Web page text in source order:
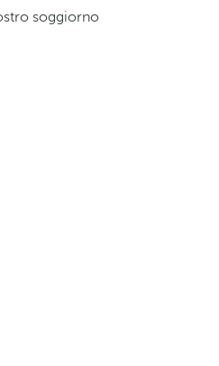
soggiorno